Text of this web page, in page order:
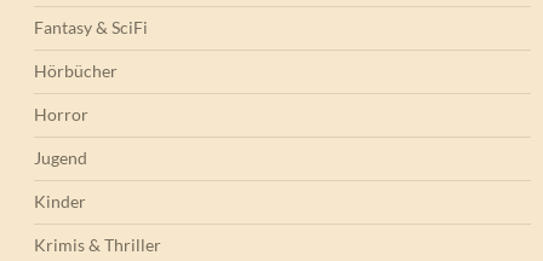
Fantasy & SciFi
Hörbücher
Horror
Jugend
Kinder
Krimis & Thriller